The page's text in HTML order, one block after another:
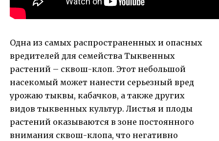
Одна из самых распространенных и опасных
вредителей для семейства Тыквенных
растений – сквош-клоп. Этот небольшой
насекомый может нанести серьезный вред
урожаю тыквы, кабачков, а также других
видов тыквенных культур. Листья и плоды
растений оказываются в зоне постоянного
внимания сквош-клопа, что негативно